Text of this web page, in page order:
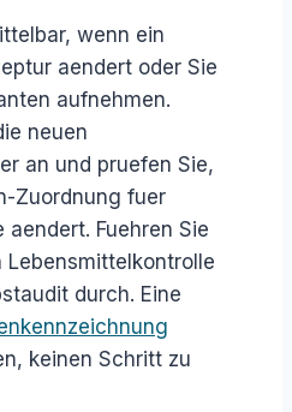
wenn ein
aendert oder Sie
aufnehmen.
neuen
an und pruefen Sie,
Zuordnung fuer
Fuehren Sie
durch. Eine
keinen Schritt zu